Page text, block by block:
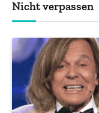
Nicht verpassen